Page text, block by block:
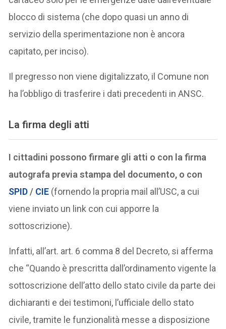
blocco di sistema (che dopo quasi un anno di
servizio della sperimentazione non è ancora
capitato, per inciso).
Il pregresso non viene digitalizzato, il Comune non
ha l’obbligo di trasferire i dati precedenti in ANSC.
La firma degli atti
I cittadini possono firmare gli atti o con la firma
autografa previa stampa del documento, o con
SPID/ CIE (fornendo la propria mail all’USC, a cui
viene inviato un link con cui apporre la
sottoscrizione).
Infatti, all’art. art. 6 comma 8 del Decreto, si afferma
che “Quando è prescritta dall’ordinamento vigente la
sottoscrizione dell’atto dello stato civile da parte dei
dichiaranti e dei testimoni, l’ufficiale dello stato
civile, tramite le funzionalità messe a disposizione